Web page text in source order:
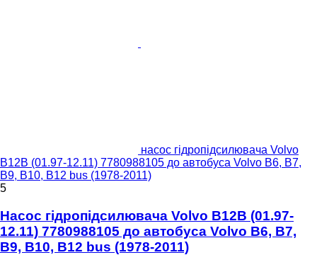
насос гідропідсилювача Volvo
B12B (01.97-12.11) 7780988105 до автобуса Volvo B6, B7,
B9, B10, B12 bus (1978-2011)
5
Насос гідропідсилювача Volvo B12B (01.97-
12.11) 7780988105 до автобуса Volvo B6, B7,
B9, B10, B12 bus (1978-2011)